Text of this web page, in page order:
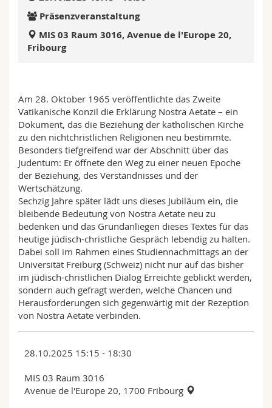
Interfakultär
Mitarbeitende
Doktorierende
Webmail
Vorlesungsverzeichnis
Präsenzveranstaltung
MIS 03 Raum 3016, Avenue de l'Europe 20,
Fribourg
Am 28. Oktober 1965 veröffentlichte das Zweite
Vatikanische Konzil die Erklärung Nostra Aetate – ein
Dokument, das die Beziehung der katholischen Kirche
zu den nichtchristlichen Religionen neu bestimmte.
Besonders tiefgreifend war der Abschnitt über das
Judentum: Er öffnete den Weg zu einer neuen Epoche
der Beziehung, des Verständnisses und der
Wertschätzung.
Sechzig Jahre später lädt uns dieses Jubiläum ein, die
bleibende Bedeutung von Nostra Aetate neu zu
bedenken und das Grundanliegen dieses Textes für das
heutige jüdisch-christliche Gespräch lebendig zu halten.
Dabei soll im Rahmen eines Studiennachmittags an der
Universität Freiburg (Schweiz) nicht nur auf das bisher
im jüdisch-christlichen Dialog Erreichte geblickt werden,
sondern auch gefragt werden, welche Chancen und
Herausforderungen sich gegenwärtig mit der Rezeption
von Nostra Aetate verbinden.
28.10.2025 15:15 - 18:30
MIS 03 Raum 3016
Avenue de l'Europe 20, 1700 Fribourg